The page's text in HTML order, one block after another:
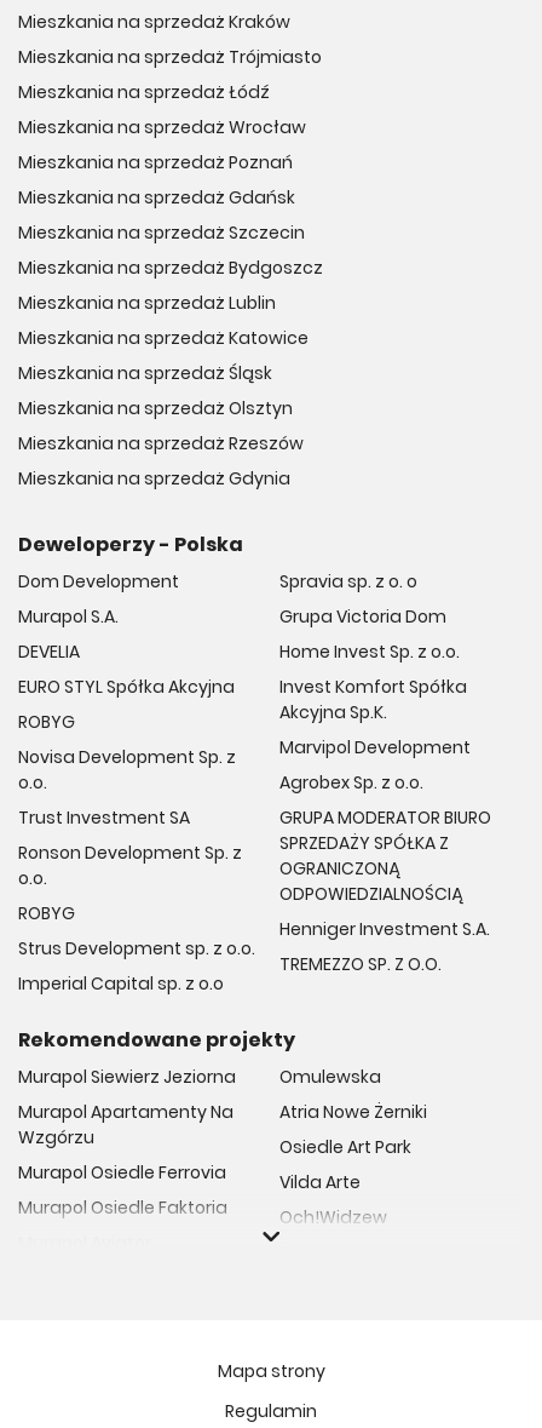
Mieszkania na sprzedaż Kraków
Mieszkania na sprzedaż Trójmiasto
Mieszkania na sprzedaż Łódź
Mieszkania na sprzedaż Wrocław
Mieszkania na sprzedaż Poznań
Mieszkania na sprzedaż Gdańsk
Mieszkania na sprzedaż Szczecin
Mieszkania na sprzedaż Bydgoszcz
Mieszkania na sprzedaż Lublin
Mieszkania na sprzedaż Katowice
Mieszkania na sprzedaż Śląsk
Mieszkania na sprzedaż Olsztyn
Mieszkania na sprzedaż Rzeszów
Mieszkania na sprzedaż Gdynia
Deweloperzy - Polska
Dom Development
Murapol S.A.
DEVELIA
EURO STYL Spółka Akcyjna
ROBYG
Novisa Development Sp. z
o.o.
Trust Investment SA
Ronson Development Sp. z
o.o.
ROBYG
Strus Development sp. z o.o.
Imperial Capital sp. z o.o
Spravia sp. z o. o
Grupa Victoria Dom
Home Invest Sp. z o.o.
Invest Komfort Spółka
Akcyjna Sp.K.
Marvipol Development
Agrobex Sp. z o.o.
GRUPA MODERATOR BIURO
SPRZEDAŻY SPÓŁKA Z
OGRANICZONĄ
ODPOWIEDZIALNOŚCIĄ
Henniger Investment S.A.
TREMEZZO SP. Z O.O.
Rekomendowane projekty
Murapol Siewierz Jeziorna
Murapol Apartamenty Na
Wzgórzu
Murapol Osiedle Ferrovia
Murapol Osiedle Faktoria
Murapol Osiedle Szafirove
Omulewska
Atria Nowe Żerniki
Osiedle Art Park
Vilda Arte
Och!Widzew
Mapa strony
Regulamin